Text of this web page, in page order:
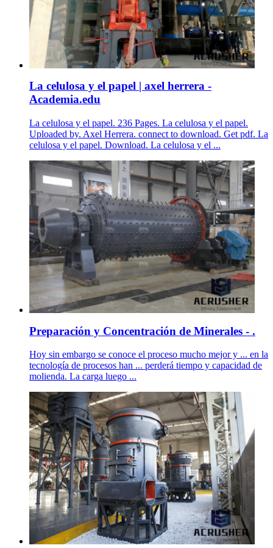
La celulosa y el papel | axel herrera -
Academia.edu
La celulosa y el papel. 236 Pages. La celulosa y el papel.
Uploaded by. Axel Herrera. connect to download. Get pdf. La
celulosa y el papel. Download. La celulosa y el ...
Preparación y Concentración de Minerales - .
Hoy sin embargo se conoce el proceso mucho mejor y ... en la
tecnología de procesos han ... perderá tiempo y capacidad de
molienda. La carga luego ...